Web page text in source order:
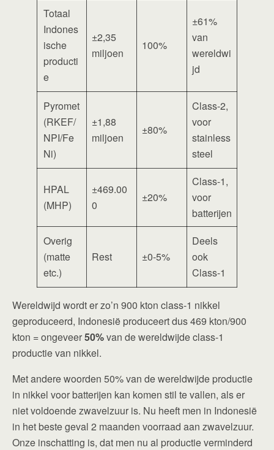
Totaal
Indones
ische
producti
e
±2,35
miljoen
100%
±61%
van
wereldwi
jd
Pyromet
(RKEF/
NPI/Fe
Ni)
±1,88
miljoen
±80%
Class-2,
voor
stainless
steel
HPAL
(MHP)
±469.00
0
±20%
Class-1,
voor
batterijen
Overig
(matte
etc.)
Rest ±0-5%
Deels
ook
Class-1
Wereldwijd wordt er zo’n 900 kton class-1 nikkel
geproduceerd, Indonesië produceert dus 469 kton/900
kton = ongeveer50%van de wereldwijde class-1
productie van nikkel.
Met andere woorden 50% van de wereldwijde productie
in nikkel voor batterijen kan komen stil te vallen, als er
niet voldoende zwavelzuur is. Nu heeft men in Indonesië
in het beste geval 2 maanden voorraad aan zwavelzuur.
Onze inschatting is, dat men nu al productie verminderd